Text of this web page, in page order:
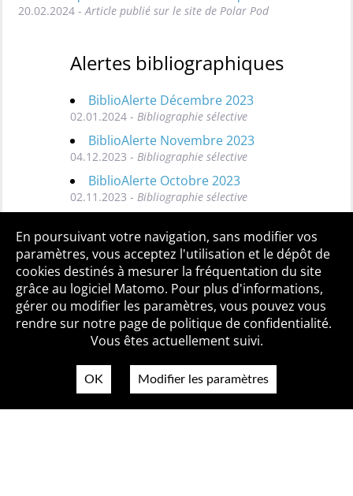
20.02.2024 - Article publié sur le site de Polar Pod
Alertes bibliographiques
BiblioAlerte Décembre 2023
02.01.2024 - Bibliographie sélective
BiblioAlerte Novembre 2023
04.12.2023 - Bibliographie sélective
BiblioAlerte Octobre 2023
02.11.2023 - Bibliographie sélective
Toutes les BiblioAlertes
Qui sommes-nous ? Mentions légales
Accessibilité
Politique de confidentialité
Contact
En poursuivant votre navigation, sans modifier vos
paramètres, vous acceptez l'utilisation et le dépôt de
cookies destinés à mesurer la fréquentation du site
grâce au logiciel Matomo. Pour plus d'informations,
gérer ou modifier les paramètres, vous pouvez vous
rendre sur notre page de politique de confidentialité.
Vous êtes actuellement suivi.
OK Modifier les paramètres